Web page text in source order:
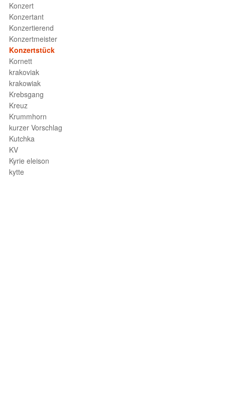
Konzert
Konzertant
Konzertierend
Konzertmeister
Konzertstück
Kornett
krakoviak
krakowiak
Krebsgang
Kreuz
Krummhorn
kurzer Vorschlag
Kutchka
KV
Kyrie eleison
kytte